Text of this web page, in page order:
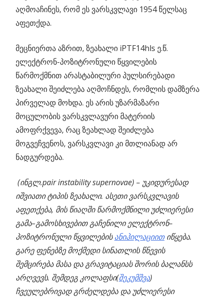
აღმოაჩინეს, რომ ეს ვარსკვლავი 1954 წელსაც
აფეთქდა.
მეცნიერთა აზრით, ზეახალი iPTF14hls ე.წ.
ელექტრონ-პოზიტრონული წყვილების
წარმოქმნით არასტაბილური პულსირებადი
ზეახალი შეიძლება აღმოჩნდეს, რომლის დამზერა
პირველად მოხდა. ეს არის უზარმაზარი
მოცულობის ვარსკვლავური მატერიის
ამოფრქვევა, რაც ზეახლად შეიძლება
მოგვეჩვენოს, ვარსკვლავი კი მთლიანად არ
ნადგურდება.
(ინგლ.pair instability supernovae) – უკიდურესად
იშვიათი ტიპის ზეახალი. ასეთი ვარსკვლავის
აფეთქება, მის წიაღში წარმოქმნილი უძლიერესი
გამა–გამოსხივებითგაჩენილი ელექტრონ–
პოზიტრონული წყვილების ანიჰილაციით იწყება.
გარე ფენებზე მოქმედი სინათლის წნევის
შემცირება მასა დაგრავიტაციას შორის ბალანსს
არღვევს. შემდეგ კოლაფსი(შეკუმშვა)
ჩვეულებრივადგრძელდება და უძლიერესი